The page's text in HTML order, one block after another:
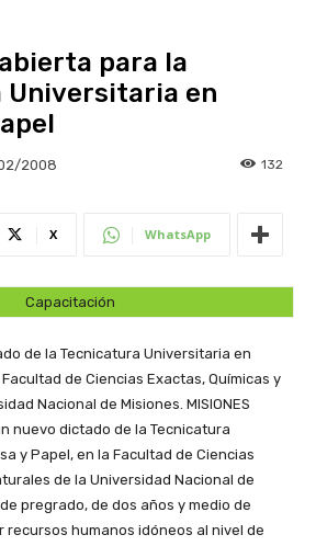
para la
Universitaria en
2008 132
X WhatsApp
Capacitación
de la Tecnicatura Universitaria en
de Ciencias Exactas, Químicas y
Nacional de Misiones. MISIONES
nuevo dictado de la Tecnicatura
y Papel, en la Facultad de Ciencias
de la Universidad Nacional de
pregrado, de dos años y medio de
recursos humanos idóneos al nivel de